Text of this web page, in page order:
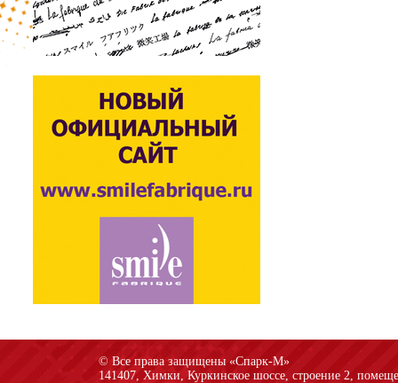
© Все права защищены «Спарк-M»
141407, Химки, Куркинское шоссе, строение 2,